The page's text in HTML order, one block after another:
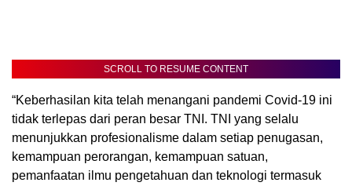
SCROLL TO RESUME CONTENT
“Keberhasilan kita telah menangani pandemi Covid-19 ini
tidak terlepas dari peran besar TNI. TNI yang selalu
menunjukkan profesionalisme dalam setiap penugasan,
kemampuan perorangan, kemampuan satuan,
pemanfaatan ilmu pengetahuan dan teknologi termasuk